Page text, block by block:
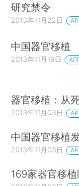
研究禁令
2013年11月22日
中国器官移植
2013年11月19日
器官移植：从
2013年11月03日
中国器官移植
2013年11月03日
169家器官移